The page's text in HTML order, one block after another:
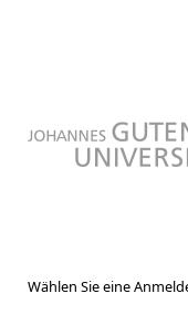
Wählen Sie eine